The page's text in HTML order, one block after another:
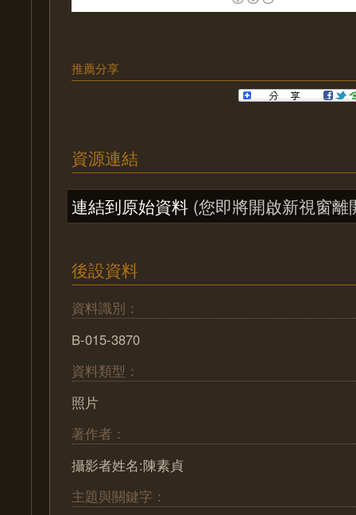
推薦分享
資源連結
連結到原始資料 (您即將開啟新視窗離
後設資料
資料識別：
B-015-3870
資料類型：
照片
著作者：
攝影者姓名:陳素貞
主題與關鍵字：